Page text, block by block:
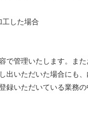
工した場合
管理いたします。ま
いただいた場合にも
いただいている業務